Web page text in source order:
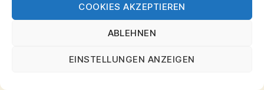
COOKIES AKZEPTIEREN
ABLEHNEN
EINSTELLUNGEN ANZEIGEN